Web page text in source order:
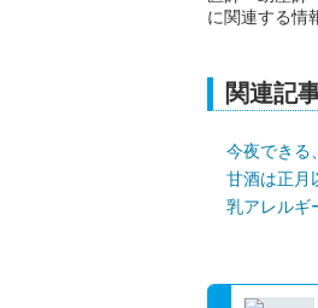
に関連する情
関連記
今夜できる
甘酒は正月
乳アレルギ